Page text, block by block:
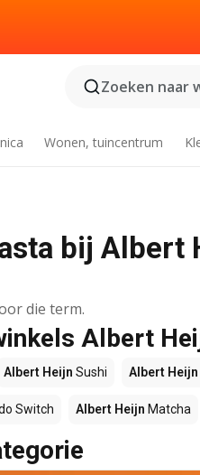
Zoeken naar
Wonen, tuincentrum
bij
die term.
Albert
Albert Heijn Sushi Albert Heijn
Switch Albert Heijn Matcha